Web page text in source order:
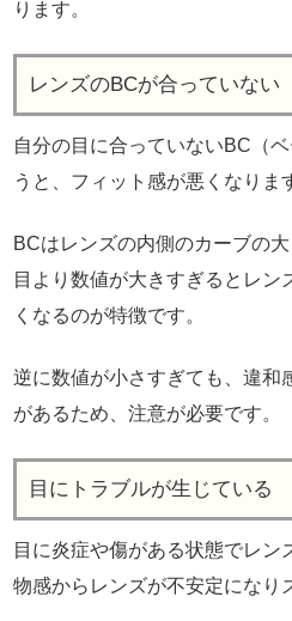
ります。
レンズのBCが合っていない
自分の目に合っていないBC（
うと、フィット感が悪くなりま
BCはレンズの内側のカーブの
目より数値が大きすぎるとレン
くなるのが特徴です。
逆に数値が小さすぎても、違和
があるため、注意が必要です。
目にトラブルが生じている
目に炎症や傷がある状態でレン
物感からレンズが不安定になり